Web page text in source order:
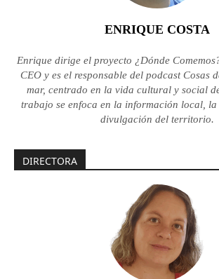
ENRIQUE COSTA
Enrique dirige el proyecto ¿Dónde
CEO y es el responsable del podcast Cosas
mar, centrado en la vida cultural y social
trabajo se enfoca en la información local,
divulgación del territorio.
DIRECTORA